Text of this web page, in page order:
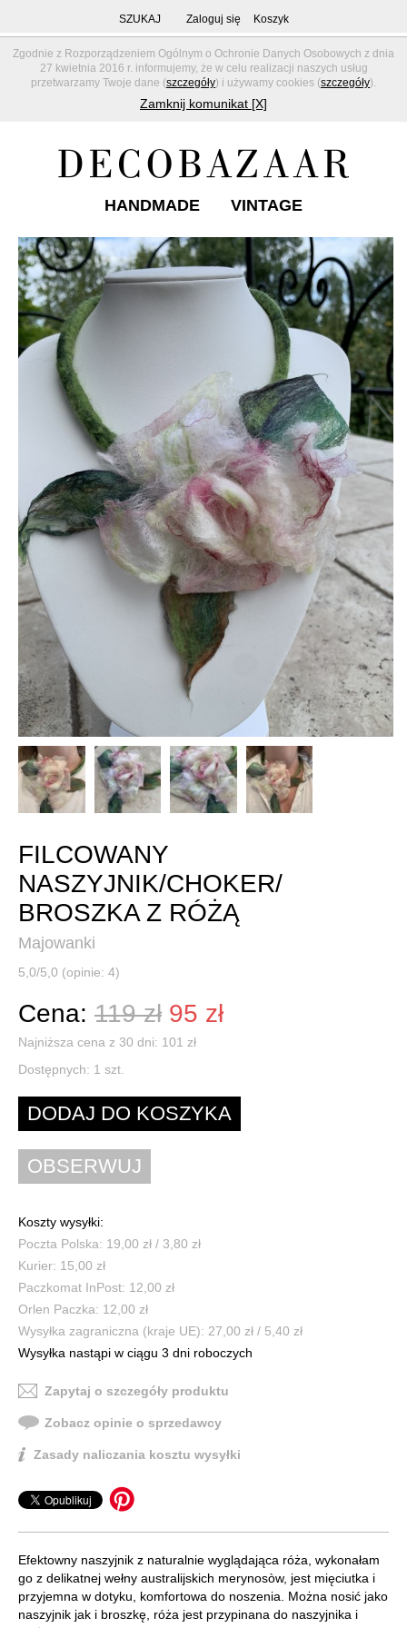
Zgodnie z Rozporządzeniem Ogólnym o Ochronie Danych Osobowych z dnia
27 kwietnia 2016 r. informujemy, że w celu realizacji naszych usług
przetwarzamy Twoje dane (szczegóły) i używamy cookies (szczegóły).
Zamknij komunikat [X]
SZUKAJ Zaloguj się Koszyk
HANDMADE VINTAGE
FILCOWANY
NASZYJNIK/CHOKER/
BROSZKA Z RÓŻĄ
Majowanki
5,0/5,0 (opinie: 4)
Cena: 119 zł 95 zł
Najniższa cena z 30 dni: 101 zł
Dostępnych: 1 szt.
Koszty wysyłki:
Poczta Polska: 19,00 zł / 3,80 zł
Kurier: 15,00 zł
Paczkomat InPost: 12,00 zł
Orlen Paczka: 12,00 zł
Wysyłka zagraniczna (kraje UE): 27,00 zł / 5,40 zł
Wysyłka nastąpi w ciągu 3 dni roboczych
Zapytaj o szczegóły produktu
Zobacz opinie o sprzedawcy
Zasady naliczania kosztu wysyłki
Efektowny naszyjnik z naturalnie wyglądająca róża, wykonałam
go z delikatnej wełny australijskich merynosòw, jest mięciutka i
przyjemna w dotyku, komfortowa do noszenia. Można nosić jako
naszyjnik jak i broszkę, róża jest przypinana do naszyjnika i